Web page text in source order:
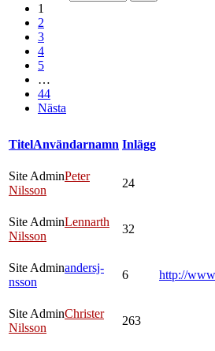
1
2
3
4
5
…
44
Nästa
TitelAnvändarnamn Inlägg
Site AdminPeter
Nilsson
24
Site AdminLennarth
Nilsson
32
Site Adminandersj-
nsson
6 http://
Site AdminChrister
Nilsson
263